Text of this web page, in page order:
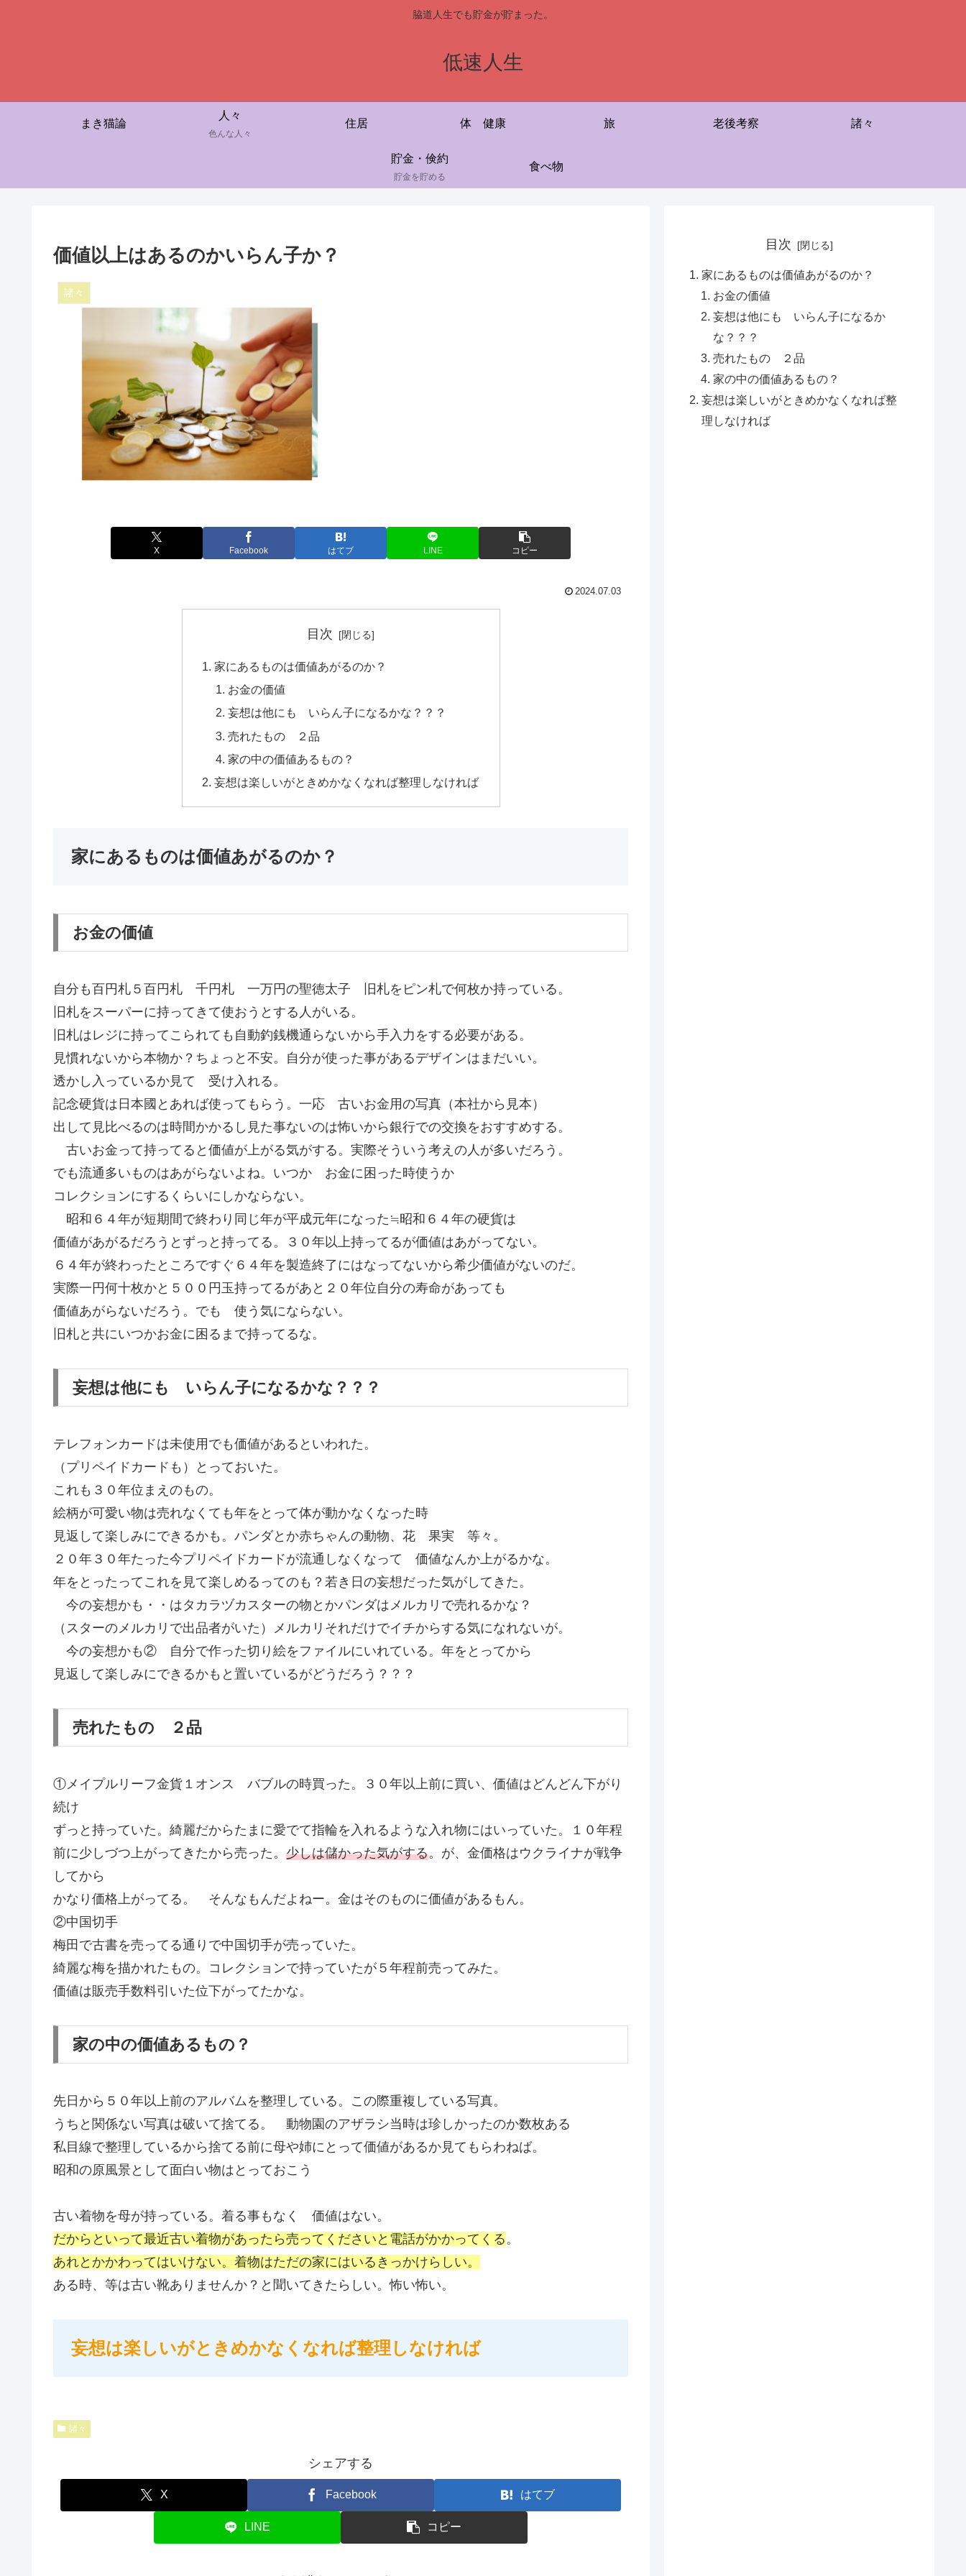
脇道人生でも貯金が貯まった。
低速人生
まき猫論
人々
色んな人々
住居 体 健康 旅 老後考察 諸々
貯金・倹約
貯金を貯める
食べ物
価値以上はあるのかいらん子か？
諸々
X Facebook はてブ LINE コピー
2024.07.03
目次
家にあるものは価値あがるのか？
お金の価値
妄想は他にも いらん子になるかな？？？
売れたもの ２品
家の中の価値あるもの？
妄想は楽しいがときめかなくなれば整理しなければ
家にあるものは価値あがるのか？
お金の価値
自分も百円札５百円札 千円札 一万円の聖徳太子 旧札をピン札で何枚か持っている。
旧札をスーパーに持ってきて使おうとする人がいる。
旧札はレジに持ってこられても自動釣銭機通らないから手入力をする必要がある。
見慣れないから本物か？ちょっと不安。自分が使った事があるデザインはまだいい。
透かし入っているか見て 受け入れる。
記念硬貨は日本國とあれば使ってもらう。一応 古いお金用の写真（本社から見本）
出して見比べるのは時間かかるし見た事ないのは怖いから銀行での交換をおすすめする。
古いお金って持ってると価値が上がる気がする。実際そういう考えの人が多いだろう。
でも流通多いものはあがらないよね。いつか お金に困った時使うか
コレクションにするくらいにしかならない。
昭和６４年が短期間で終わり同じ年が平成元年になった≒昭和６４年の硬貨は
価値があがるだろうとずっと持ってる。３０年以上持ってるが価値はあがってない。
６４年が終わったところですぐ６４年を製造終了にはなってないから希少価値がないのだ。
実際一円何十枚かと５００円玉持ってるがあと２０年位自分の寿命があっても
価値あがらないだろう。でも 使う気にならない。
旧札と共にいつかお金に困るまで持ってるな。
妄想は他にも いらん子になるかな？？？
テレフォンカードは未使用でも価値があるといわれた。
（プリペイドカードも）とっておいた。
これも３０年位まえのもの。
絵柄が可愛い物は売れなくても年をとって体が動かなくなった時
見返して楽しみにできるかも。パンダとか赤ちゃんの動物、花 果実 等々。
２０年３０年たった今プリペイドカードが流通しなくなって 価値なんか上がるかな。
年をとったってこれを見て楽しめるってのも？若き日の妄想だった気がしてきた。
今の妄想かも・・はタカラヅカスターの物とかパンダはメルカリで売れるかな？
（スターのメルカリで出品者がいた）メルカリそれだけでイチからする気になれないが。
今の妄想かも② 自分で作った切り絵をファイルにいれている。年をとってから
見返して楽しみにできるかもと置いているがどうだろう？？？
売れたもの ２品
①メイプルリーフ金貨１オンス バブルの時買った。３０年以上前に買い、価値はどんどん下がり
続け
ずっと持っていた。綺麗だからたまに愛でて指輪を入れるような入れ物にはいっていた。１０年程
前に少しづつ上がってきたから売った。 少しは儲かった気がする。が、金価格はウクライナが戦争
してから
かなり価格上がってる。 そんなもんだよねー。金はそのものに価値があるもん。
②中国切手
梅田で古書を売ってる通りで中国切手が売っていた。
綺麗な梅を描かれたもの。コレクションで持っていたが５年程前売ってみた。
価値は販売手数料引いた位下がってたかな。
家の中の価値あるもの？
先日から５０年以上前のアルバムを整理している。この際重複している写真。
うちと関係ない写真は破いて捨てる。 動物園のアザラシ当時は珍しかったのか数枚ある
私目線で整理しているから捨てる前に母や姉にとって価値があるか見てもらわねば。
昭和の原風景として面白い物はとっておこう
古い着物を母が持っている。着る事もなく 価値はない。
だからといって最近古い着物があったら売ってくださいと電話がかかってくる。
あれとかかわってはいけない。着物はただの家にはいるきっかけらしい。
ある時、等は古い靴ありませんか？と聞いてきたらしい。怖い怖い。
妄想は楽しいがときめかなくなれば整理しなければ
諸々
シェアする
X Facebook はてブ
LINE コピー
目次
家にあるものは価値あがるのか？
お金の価値
妄想は他にも いらん子になるか
な？？？
売れたもの ２品
家の中の価値あるもの？
妄想は楽しいがときめかなくなれば整
理しなければ